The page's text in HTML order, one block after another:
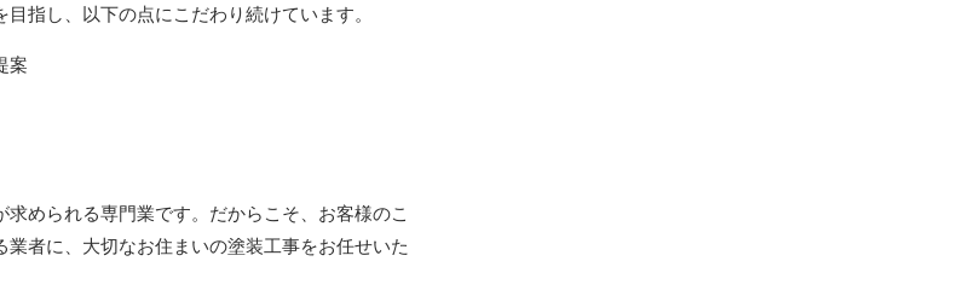
指し、以下の点にこだわり続けています。
案
められる専門業です。だからこそ、お客様のこ
者に、大切なお住まいの塗装工事をお任せいた